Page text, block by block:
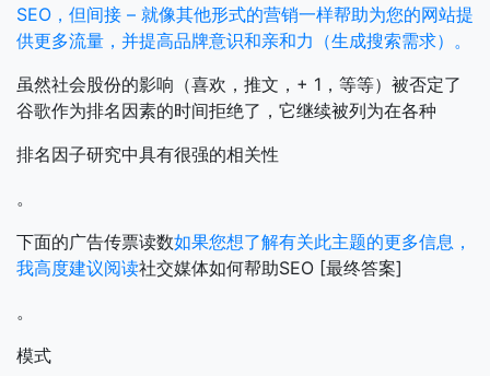
SEO，但间接 – 就像其他形式的营销一样帮助为您的网站提
供更多流量，并提高品牌意识和亲和力（生成搜索需求）。
虽然社会股份的影响（喜欢，推文，+ 1，等等）被否定了
谷歌作为排名因素的时间拒绝了，它继续被列为在各种
排名因子研究中具有很强的相关性
。
下面的广告传票读数如果您想了解有关此主题的更多信息，
我高度建议阅读社交媒体如何帮助SEO [最终答案]
。
模式